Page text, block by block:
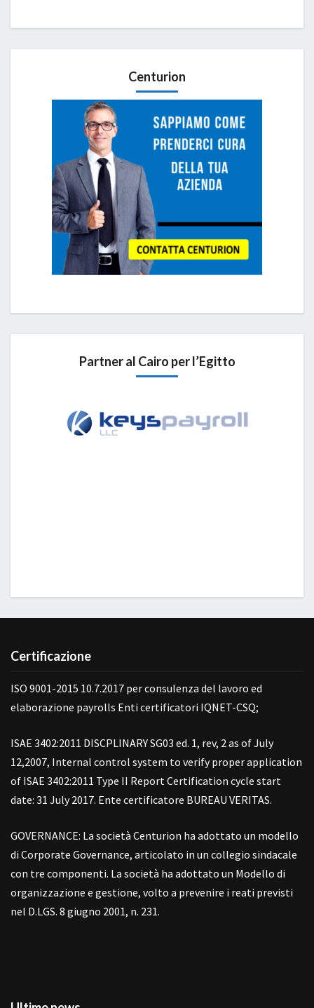
Centurion
Partner al Cairo per l’Egitto
Certificazione
ISO 9001-2015 10.7.2017 per consulenza del lavoro ed
elaborazione payrolls Enti certificatori IQNET-CSQ;
ISAE 3402:2011 DISCPLINARY SG03 ed. 1, rev, 2 as of July
12,2007, Internal control system to verify proper application
of ISAE 3402:2011 Type II Report Certification cycle start
date: 31 July 2017. Ente certificatore BUREAU VERITAS.
GOVERNANCE: La società Centurion ha adottato un modello
di Corporate Governance, articolato in un collegio sindacale
con tre componenti. La società ha adottato un Modello di
organizzazione e gestione, volto a prevenire i reati previsti
nel D.LGS. 8 giugno 2001, n. 231.